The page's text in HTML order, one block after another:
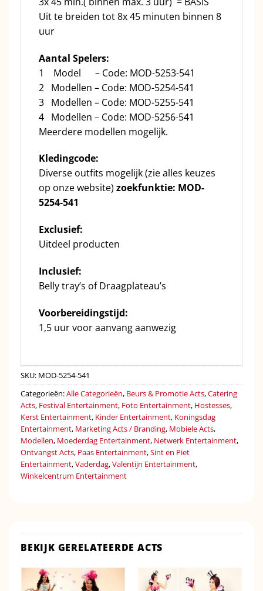
Uit te breiden tot 8x 45 minuten binnen 8
uur
Aantal Spelers:
1 Model – Code: MOD-5253-541
2 Modellen – Code: MOD-5254-541
3 Modellen – Code: MOD-5255-541
4 Modellen – Code: MOD-5256-541
Meerdere modellen mogelijk.
Kledingcode:
Diverse outfits mogelijk (zie alles keuzes
op onze website) zoekfunktie: MOD-
5254-541
Exclusief:
Uitdeel producten
Inclusief:
Belly tray’s of Draagplateau’s
Voorbereidingstijd:
1,5 uur voor aanvang aanwezig
SKU: MOD-5254-541
Categorieën:Alle Categorieën, Beurs & Promotie Acts,Catering
Acts, Festival Entertainment, Foto Entertainment, Hostesses,
Kerst Entertainment, Kinder Entertainment, Koningsdag
Entertainment, Marketing Acts / Branding, Mobiele Acts,
Modellen, Moederdag Entertainment, Netwerk Entertainment,
Ontvangst Acts, Paas Entertainment,Sint en Piet
Entertainment,Vaderdag,Valentijn Entertainment,
Winkelcentrum Entertainment
BEKIJK GERELATEERDE ACTS